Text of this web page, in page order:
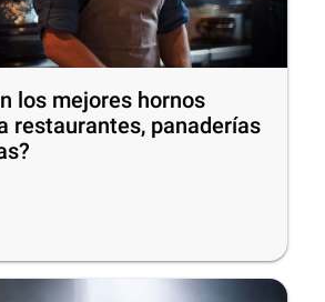
los mejores hornos
restaurantes, panaderías